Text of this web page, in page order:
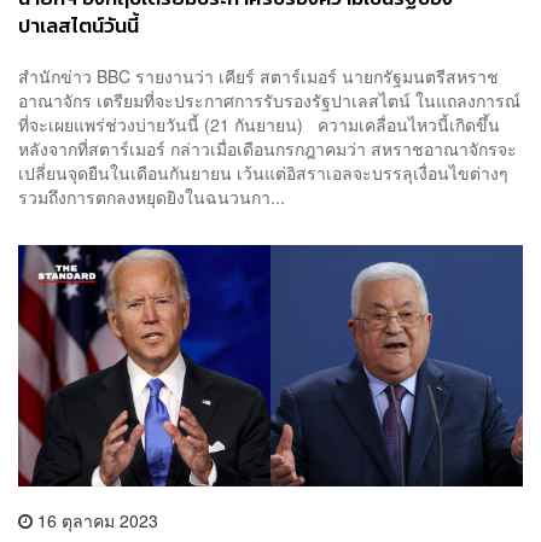
ปาเลสไตน์วันนี้
สำนักข่าว BBC รายงานว่า เคียร์ สตาร์เมอร์ นายกรัฐมนตรีสหราช
อาณาจักร เตรียมที่จะประกาศการรับรองรัฐปาเลสไตน์ ในแถลงการณ์
ที่จะเผยแพร่ช่วงบ่ายวันนี้ (21 กันยายน) ความเคลื่อนไหวนี้เกิดขึ้น
หลังจากที่สตาร์เมอร์ กล่าวเมื่อเดือนกรกฎาคมว่า สหราชอาณาจักรจะ
เปลี่ยนจุดยืนในเดือนกันยายน เว้นแต่อิสราเอลจะบรรลุเงื่อนไขต่างๆ
รวมถึงการตกลงหยุดยิงในฉนวนกา...
16 ตุลาคม 2023